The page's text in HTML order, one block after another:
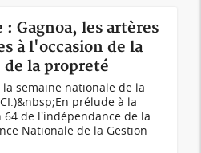
Gagnoa, les artères
à l'occasion de la
la propreté
semaine nationale de la
prélude à la
de l'indépendance de la
Nationale de la Gestion